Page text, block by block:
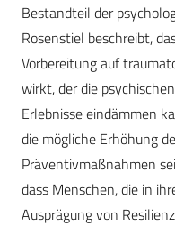
Bestandteil der
Rosenstiel beschreibt,
Vorbereitung auf
wirkt, der die
Erlebnisse eindämmen
die mögliche Erhöhung
Präventivmaßnahmen
dass Menschen, die in
Ausprägung von